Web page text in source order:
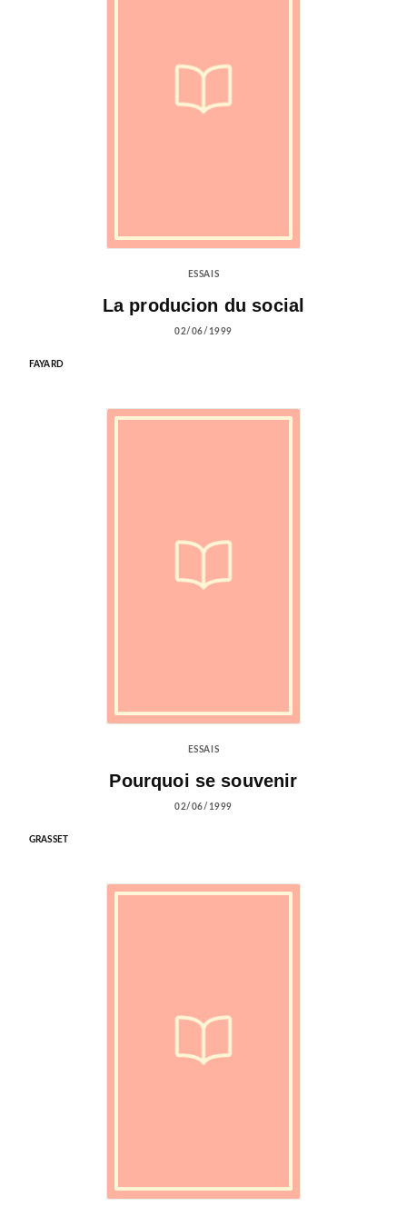
ESSAIS
La producion du social
02/06/1999
FAYARD
ESSAIS
Pourquoi se souvenir
02/06/1999
GRASSET